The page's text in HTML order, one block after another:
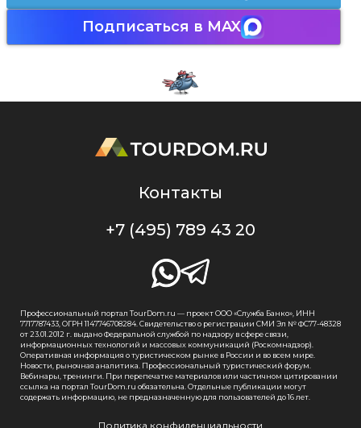
Подписаться в MAX
Контакты
+7 (495) 789 43 20
Профессиональный портал TourDom.ru — проект ООО «Служба Банко», ИНН
7717787433, ОГРН 1147746708284. Свидетельство о регистрации СМИ Эл № ФС77-48328
от 23.01.2012 г. выдано Федеральной службой по надзору в сфере связи,
информационных технологий и массовых коммуникаций (Роскомнадзор).
Оперативная информация о туристическом рынке в России и во всем мире.
Новости, рыночная аналитика. Профессиональный туристический форум.
Вебинары, тренинги. При перепечатке материалов или частичном цитировании
ссылка на портал TourDom.ru обязательна. Отдельные публикации могут
содержать информацию, не предназначенную для пользователей до 16 лет.
Политика конфиденциальности